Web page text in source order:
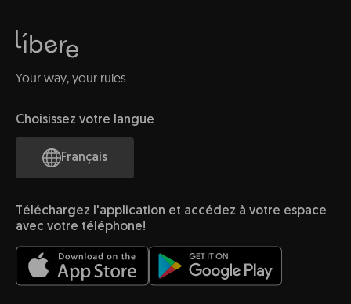
Your way, your rules
Choisissez votre langue
Français
Téléchargez l'application et accédez à votre espace
avec votre téléphone!